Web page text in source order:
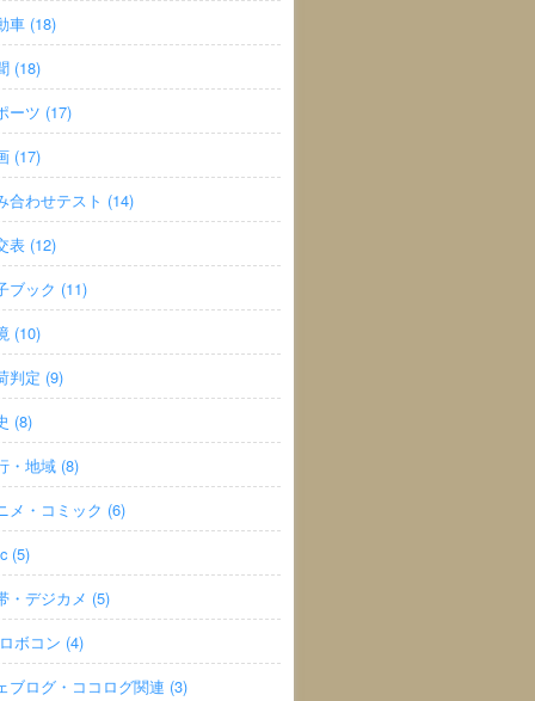
車 (18)
(18)
ーツ (17)
(17)
合わせテスト (14)
表 (12)
ブック (11)
(10)
判定 (9)
(8)
・地域 (8)
メ・コミック (6)
(5)
・デジカメ (5)
ボコン (4)
ブログ・ココログ関連 (3)